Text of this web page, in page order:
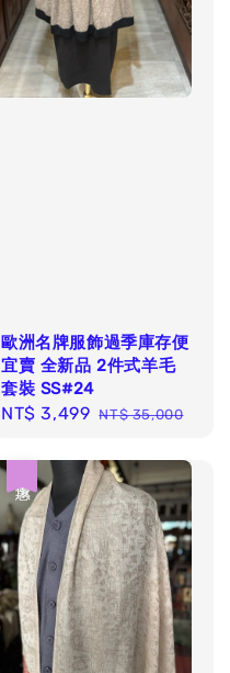
歐洲名牌服飾過季庫存便
宜賣 全新品 2件式羊毛
套裝 SS#24
Sale
NT$ 3,499 Regular
NT$ 35,000